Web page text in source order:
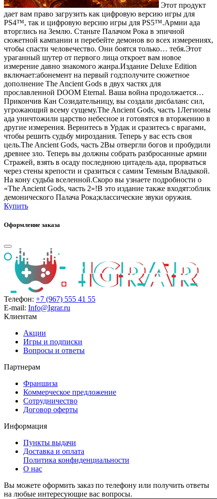
Этот продукт
дает вам право загрузить как цифровую версию игры для
PS4™, так и цифровую версию игры для PS5™.Армии ада
вторглись на Землю. Станьте Палачом Рока в эпичной
сюжетной кампании и перебейте демонов во всех измерениях,
чтобы спасти человечество. Они боятся только… тебя.Этот
ураганный шутер от первого лица откроет вам новое
измерение давно знакомого жанра.Издание Deluxe Edition
включает:абонемент на первый год:получите сюжетное
дополнение The Ancient Gods в двух частях для
прославленной DOOM Eternal. Ваша война продолжается…
Прикончив Кан Созидательницу, вы создали дисбаланс сил,
угрожающий всему сущему.The Ancient Gods, часть 1Легионы
ада уничтожили царство небесное и готовятся в вторжению в
другие измерения. Вернитесь в Урдак и сразитесь с врагами,
чтобы решить судьбу мироздания. Теперь у вас есть своя
цель.The Ancient Gods, часть 2Вы отвергли богов и пробудили
древнее зло. Теперь вы должны собрать разбросанные армии
Стражей, взять в осаду последнюю цитадель ада, прорваться
через стены крепости и сразиться с самим Темным Владыкой.
На кону судьба вселенной.Скоро вы узнаете подробности о
«The Ancient Gods, часть 2»!В это издание также входят:облик
демонического Палача Рока;классические звуки оружия.
Купить
Оформление заказа
Телефон: +7 (967) 555 41 55
E-mail: Info@Igrar.ru
Клиентам
Акции
Игры и подписки
Вопросы и ответы
Партнерам
Франшиза
Коммерческое предложение
Сотрудничество
Договор оферты
Информация
Пункты выдачи
Доставка и оплата
Политика конфиденциальности
О нас
Вы можете оформить заказ по телефону или получить ответы
на любые интересующие вас вопросы.